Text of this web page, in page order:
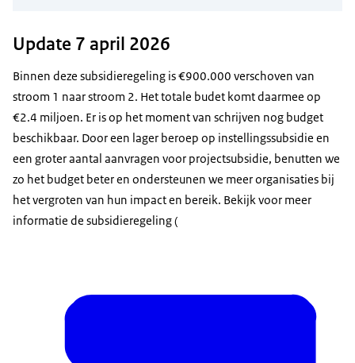
Update 7 april 2026
Binnen deze subsidieregeling is €900.000 verschoven van
stroom 1 naar stroom 2. Het totale budet komt daarmee op
€2.4 miljoen. Er is op het moment van schrijven nog budget
beschikbaar. Door een lager beroep op instellingssubsidie en
een groter aantal aanvragen voor projectsubsidie, benutten we
zo het budget beter en ondersteunen we meer organisaties bij
het vergroten van hun impact en bereik. Bekijk voor meer
informatie de subsidieregeling (